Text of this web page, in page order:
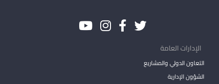
الإدارات العامة
التعاون الدولي والمشاريع
الشؤون الإدارية